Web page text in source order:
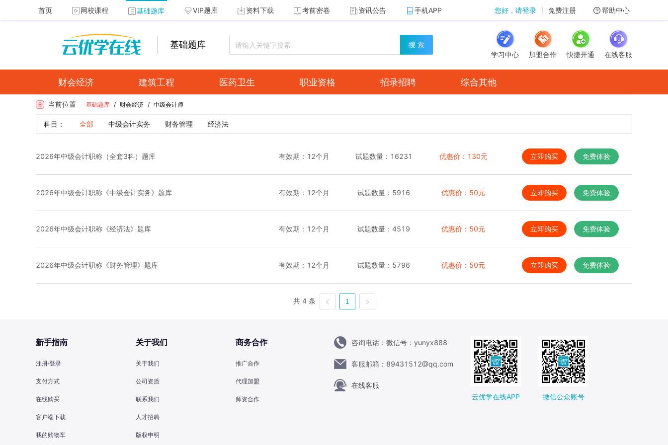
首页 网校课程 基础题库 VIP题库 资料下载 考前密卷 资讯公告 手机APP 您好，请登录 丨 免费注册 帮助中心
基础题库
搜 索
学习中心
加盟合作 快捷开通 在线客服
财会经济 建筑工程 医药卫生 职业资格 招录招聘 综合其他
当前位置 基础题库 / 财会经济 / 中级会计师
科目： 全部 中级会计实务 财务管理 经济法
2026年中级会计职称（全套3科）题库 有效期： 12个月 试题数量： 16231 优惠价： 130元 立即购买 免费体验
2026年中级会计职称《中级会计实务》题库 有效期： 12个月 试题数量： 5916 优惠价： 50元 立即购买 免费体验
2026年中级会计职称《经济法》题库 有效期： 12个月 试题数量： 4519 优惠价： 50元 立即购买 免费体验
2026年中级会计职称《财务管理》题库 有效期： 12个月 试题数量： 5796 优惠价： 50元 立即购买 免费体验
共 4 条 1
新手指南
注册/登录
支付方式
在线购买
客户端下载
我的购物车
关于我们
关于我们
公司资质
联系我们
人才招聘
版权申明
商务合作
推广合作
代理加盟
师资合作
咨询电话： 微信号：yunyx888
客服邮箱： 89431512@qq.com
在线客服
云优学在线APP
微信公众账号